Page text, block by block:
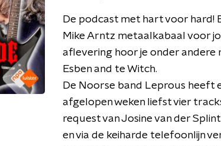
De podcast met hart voor hard!
Mike Arntz metaalkabaal voor
aflevering hoor je onder andere
Esben and te Witch.
De Noorse band Leprous heeft
afgelopen weken liefst vier
request van Josine van der
en via de keiharde telefoonlijn